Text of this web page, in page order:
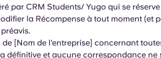
par CRM Students/ Yugo qui se
la Récompense à tout moment (et
[Nom de l'entreprise] concernant
définitive et aucune correspondance ne